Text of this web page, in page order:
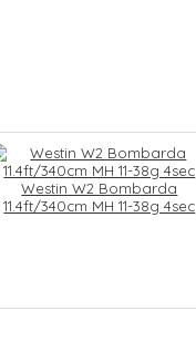
Westin W2 Bombarda
11.4ft/340cm MH 11-38g 4sec